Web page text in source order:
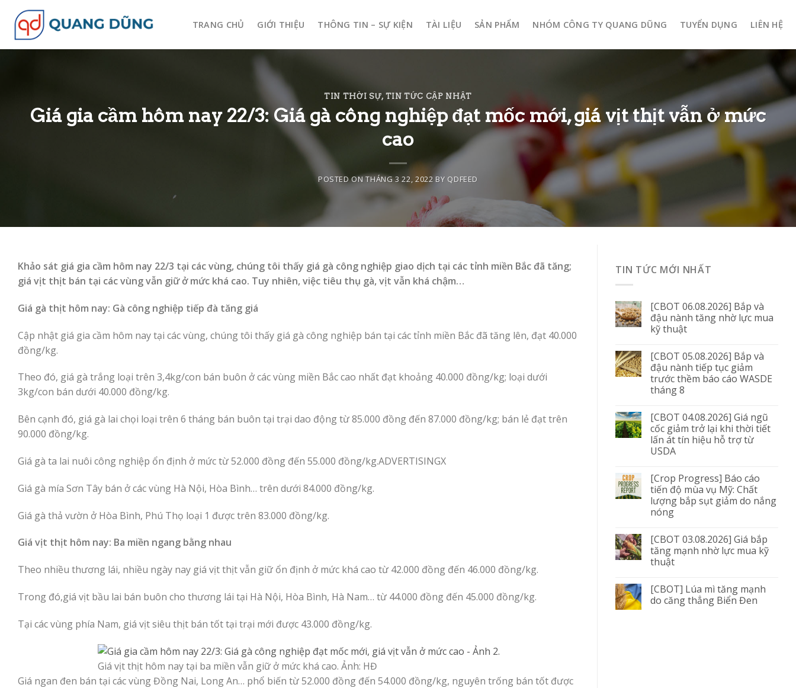
content
TRANG CHỦ GIỚI THIỆU THÔNG TIN – SỰ KIỆN TÀI LIỆU SẢN PHẨM NHÓM CÔNG TY QUANG DŨNG TUYỂN DỤNG LIÊN HỆ
TIN THỜI SỰ, TIN TỨC CẬP NHẬT
Giá gia cầm hôm nay 22/3: Giá gà công nghiệp đạt mốc mới, giá vịt thịt vẫn ở mức
cao
POSTED ONTHÁNG 3 22, 2022 BY QDFEED
Khảo sát giá gia cầm hôm nay 22/3 tại các vùng, chúng tôi thấy giá gà công nghiệp giao dịch tại các tỉnh miền Bắc đã tăng;
giá vịt thịt bán tại các vùng vẫn giữ ở mức khá cao. Tuy nhiên, việc tiêu thụ gà, vịt vẫn khá chậm…
Giá gà thịt hôm nay: Gà công nghiệp tiếp đà tăng giá
Cập nhật giá gia cầm hôm nay tại các vùng, chúng tôi thấy giá gà công nghiệp bán tại các tỉnh miền Bắc đã tăng lên, đạt 40.000
đồng/kg.
Theo đó, giá gà trắng loại trên 3,4kg/con bán buôn ở các vùng miền Bắc cao nhất đạt khoảng 40.000 đồng/kg; loại dưới
3kg/con bán dưới 40.000 đồng/kg.
Bên cạnh đó, giá gà lai chọi loại trên 6 tháng bán buôn tại trại dao động từ 85.000 đồng đến 87.000 đồng/kg; bán lẻ đạt trên
90.000 đồng/kg.
Giá gà ta lai nuôi công nghiệp ổn định ở mức từ 52.000 đồng đến 55.000 đồng/kg.ADVERTISINGX
Giá gà mía Sơn Tây bán ở các vùng Hà Nội, Hòa Bình… trên dưới 84.000 đồng/kg.
Giá gà thả vườn ở Hòa Bình, Phú Thọ loại 1 được trên 83.000 đồng/kg.
Giá vịt thịt hôm nay: Ba miền ngang bằng nhau
Theo nhiều thương lái, nhiều ngày nay giá vịt thịt vẫn giữ ổn định ở mức khá cao từ 42.000 đồng đến 46.000 đồng/kg.
Trong đó,giá vịt bầu lai bán buôn cho thương lái tại Hà Nội, Hòa Bình, Hà Nam… từ 44.000 đồng đến 45.000 đồng/kg.
Tại các vùng phía Nam, giá vịt siêu thịt bán tốt tại trại mới được 43.000 đồng/kg.
Giá vịt thịt hôm nay tại ba miền vẫn giữ ở mức khá cao. Ảnh: HĐ
Giá ngan đen bán tại các vùng Đồng Nai, Long An… phổ biến từ 52.000 đồng đến 54.000 đồng/kg, nguyên trống bán tốt được
TIN TỨC MỚI NHẤT
[CBOT 06.08.2026] Bắp và
đậu nành tăng nhờ lực mua
kỹ thuật
[CBOT 05.08.2026] Bắp và
đậu nành tiếp tục giảm
trước thềm báo cáo WASDE
tháng 8
[CBOT 04.08.2026] Giá ngũ
cốc giảm trở lại khi thời tiết
lấn át tín hiệu hỗ trợ từ
USDA
[Crop Progress] Báo cáo
tiến độ mùa vụ Mỹ: Chất
lượng bắp sụt giảm do nắng
nóng
[CBOT 03.08.2026] Giá bắp
tăng mạnh nhờ lực mua kỹ
thuật
[CBOT] Lúa mì tăng mạnh
do căng thẳng Biển Đen